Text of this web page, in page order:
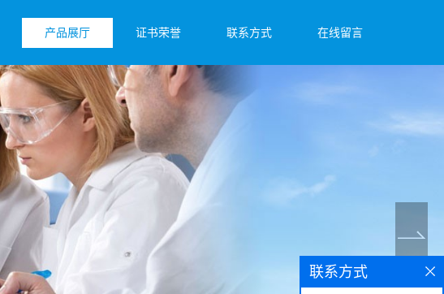
产品展厅 证书荣誉 联系方式 在线留言
联系方式